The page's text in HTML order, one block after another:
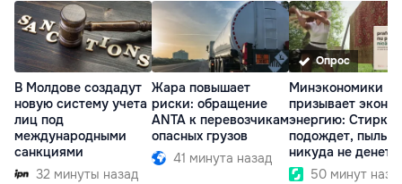
В Молдове создадут
новую систему учета
лиц под
международными
санкциями
32 минуты назад
Жара повышает
риски: обращение
ANTA к перевозчикам
опасных грузов
41 минута назад
Опрос
Минэкономики
призывает
энергию: Стирка
подождет, пыль
никуда не
50 минут